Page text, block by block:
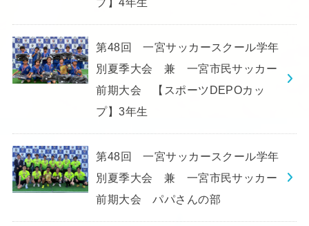
第48回 一宮サッカースクール学年
別夏季大会 兼 一宮市民サッカー
前期大会 【スポーツDEPOカッ
プ】3年生
第48回 一宮サッカースクール学年
別夏季大会 兼 一宮市民サッカー
前期大会 パパさんの部